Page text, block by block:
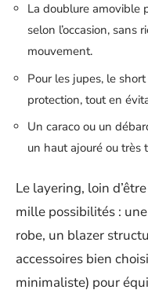
La doublure amovible
selon l’occasion, sans
mouvement.
Pour les jupes, le
protection, tout en
Un caraco ou un
un haut ajouré ou très
Le layering, loin
mille possibilités :
robe, un blazer
accessoires bien
minimaliste) pour